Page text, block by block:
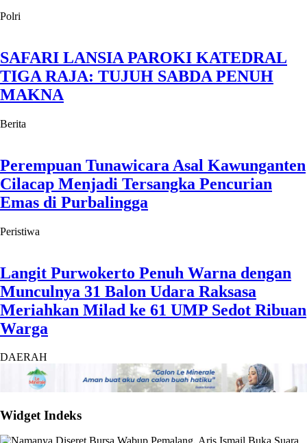
Polri
SAFARI LANSIA PAROKI KATEDRAL
TIGA RAJA: TUJUH SABDA PENUH
MAKNA
Berita
Perempuan Tunawicara Asal Kawunganten
Cilacap Menjadi Tersangka Pencurian
Emas di Purbalingga
Peristiwa
Langit Purwokerto Penuh Warna dengan
Munculnya 31 Balon Udara Raksasa
Meriahkan Milad ke 61 UMP Sedot Ribuan
Warga
DAERAH
Widget Indeks